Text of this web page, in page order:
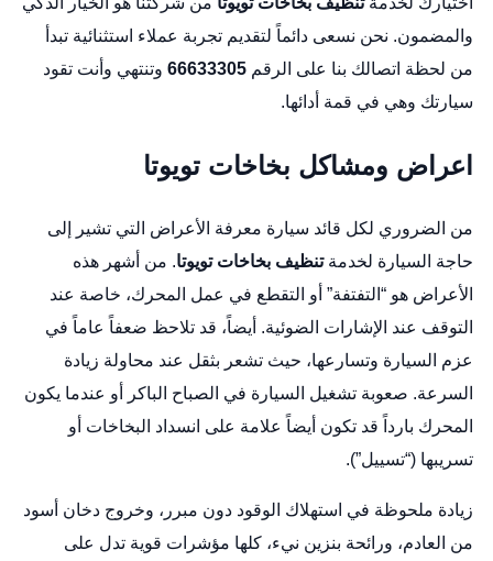
والمضمون. نحن نسعى دائماً لتقديم تجربة عملاء استثنائية تبدأ
من لحظة اتصالك بنا على الرقم 66633305وتنتهي وأنت تقود
سيارتك وهي في قمة أدائها.
اعراض ومشاكل بخاخات تويوتا
من الضروري لكل قائد سيارة معرفة الأعراض التي تشير إلى
حاجة السيارة لخدمةتنظيف بخاخات تويوتا. من أشهر هذه
الأعراض هو “التفتفة” أو التقطع في عمل المحرك، خاصة عند
التوقف عند الإشارات الضوئية. أيضاً، قد تلاحظ ضعفاً عاماً في
عزم السيارة وتسارعها، حيث تشعر بثقل عند محاولة زيادة
السرعة. صعوبة تشغيل السيارة في الصباح الباكر أو عندما يكون
المحرك بارداً قد تكون أيضاً علامة على انسداد البخاخات أو
تسريبها (“تسييل”).
زيادة ملحوظة في استهلاك الوقود دون مبرر، وخروج دخان أسود
من العادم، ورائحة بنزين نيء، كلها مؤشرات قوية تدل على